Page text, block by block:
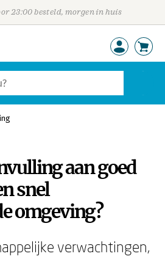
23:00 besteld, morgen in huis
aan goed
snel
omgeving?
verwachtingen,